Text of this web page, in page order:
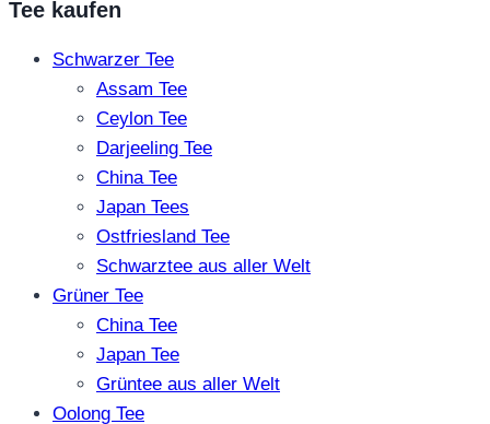
Tee kaufen
Schwarzer Tee
Assam Tee
Ceylon Tee
Darjeeling Tee
China Tee
Japan Tees
Ostfriesland Tee
Schwarztee aus aller Welt
Grüner Tee
China Tee
Japan Tee
Grüntee aus aller Welt
Oolong Tee